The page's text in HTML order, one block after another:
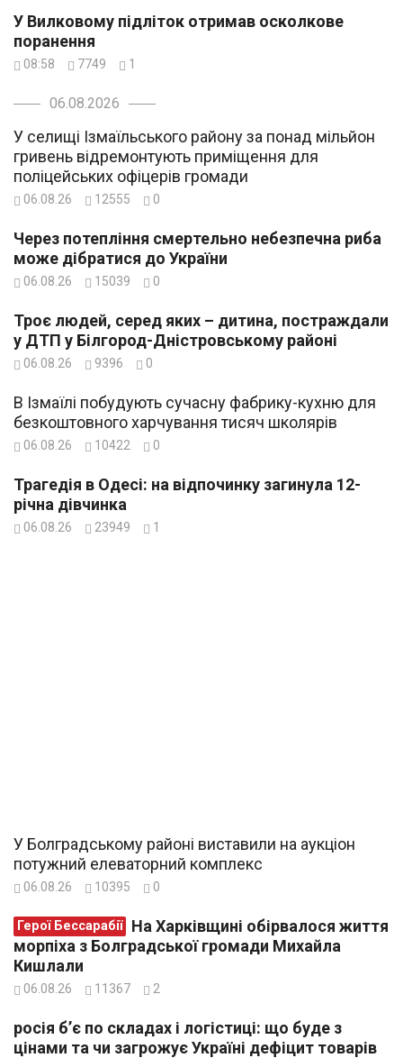
У Вилковому підліток отримав осколкове
поранення
08:58 7749 1
06.08.2026
У селищі Ізмаїльського району за понад мільйон
гривень відремонтують приміщення для
поліцейських офіцерів громади
06.08.26 12555 0
Через потепління смертельно небезпечна риба
може дібратися до України
06.08.26 15039 0
Троє людей, серед яких – дитина, постраждали
у ДТП у Білгород-Дністровському районі
06.08.26 9396 0
В Ізмаїлі побудують сучасну фабрику-кухню для
безкоштовного харчування тисяч школярів
06.08.26 10422 0
Трагедія в Одесі: на відпочинку загинула 12-
річна дівчинка
06.08.26 23949 1
У Болградському районі виставили на аукціон
потужний елеваторний комплекс
06.08.26 10395 0
Герої Бессарабії
морпіха з Болградської громади Михайла
Кишлали
06.08.26 11367 2
росія б’є по складах і логістиці: що буде з
цінами та чи загрожує Україні дефіцит товарів